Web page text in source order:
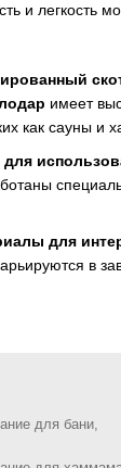
и
имеет
как сауны и
для
в
для бани,